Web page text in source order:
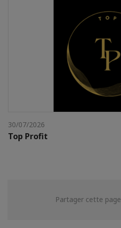
30/07/2026
Top Profit
Partager cette page